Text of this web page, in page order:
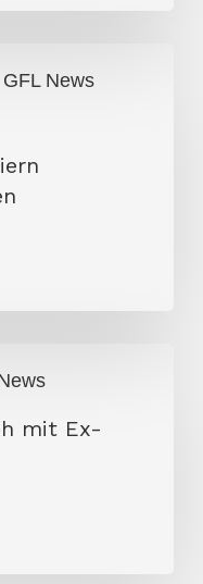
GFL News
mit Ex-